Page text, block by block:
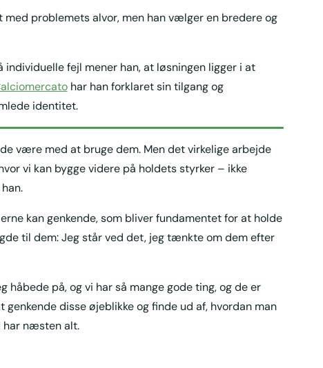
problemets alvor, men han vælger en bredere og
fejl mener han, at løsningen ligger i at
har han forklaret sin tilgang og
identitet.
være med at bruge dem. Men det virkelige arbejde
vi kan bygge videre på holdets styrker – ikke
kan genkende, som bliver fundamentet for at holde
til dem: Jeg står ved det, jeg tænkte om dem efter
på, og vi har så mange gode ting, og de er
genkende disse øjeblikke og finde ud af, hvordan man
har næsten alt.